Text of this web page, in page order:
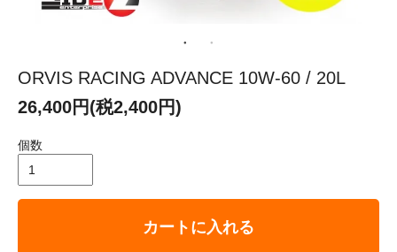
ORVIS RACING ADVANCE 10W-60 / 20L
26,400円(税2,400円)
個数
カートに入れる